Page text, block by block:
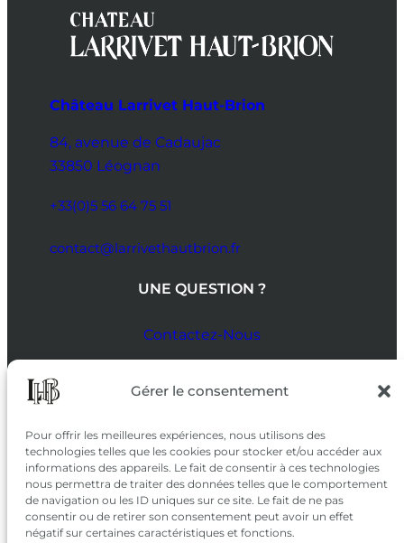
Gérer le consentement
Pour offrir les meilleures expériences, nous utilisons des
technologies telles que les cookies pour stocker et/ou accéder aux
informations des appareils. Le fait de consentir à ces technologies
nous permettra de traiter des données telles que le comportement
de navigation ou les ID uniques sur ce site. Le fait de ne pas
consentir ou de retirer son consentement peut avoir un effet
négatif sur certaines caractéristiques et fonctions.
Château Larrivet Haut-Brion
84, avenue de Cadaujac
33850 Léognan
+33(0)5 56 64 75 51
contact@larrivethautbrion.fr
UNE QUESTION ?
Contactez-Nous
SUIVEZ-NOUS
SUR LES RÉSEAUX